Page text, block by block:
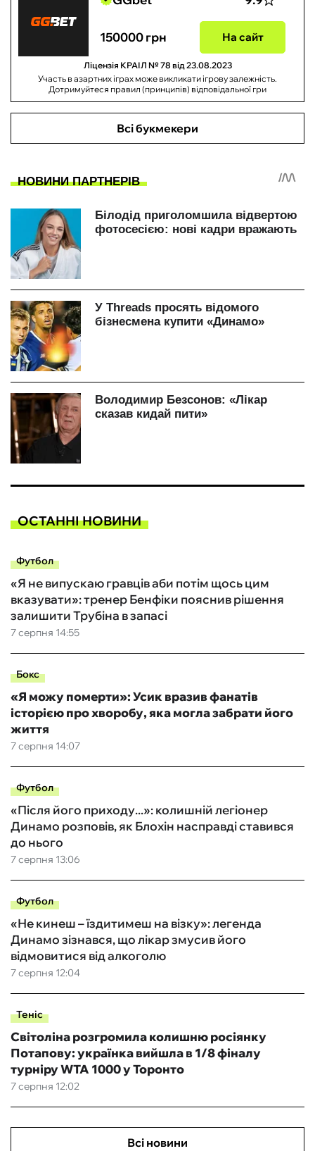
150000 грн На сайт
Ліцензія КРАІЛ № 78 від 23.08.2023
Участь в азартних іграх може викликати ігрову залежність.
Дотримуйтеся правил (принципів) відповідальної гри
Всі букмекери
ОСТАННІ НОВИНИ
Футбол
7 серпня 14:55
«Я не випускаю гравців аби потім щось цим
вказувати»: тренер Бенфіки пояснив рішення
залишити Трубіна в запасі
Бокс
7 серпня 14:07
«Я можу померти»: Усик вразив фанатів
історією про хворобу, яка могла забрати його
життя
Футбол
7 серпня 13:06
«Після його приходу...»: колишній легіонер
Динамо розповів, як Блохін насправді ставився
до нього
Футбол
7 серпня 12:04
«Не кинеш – їздитимеш на візку»: легенда
Динамо зізнався, що лікар змусив його
відмовитися від алкоголю
Теніс
7 серпня 12:02
Світоліна розгромила колишню росіянку
Потапову: українка вийшла в 1/8 фіналу
турніру WTA 1000 у Торонто
Всі новини